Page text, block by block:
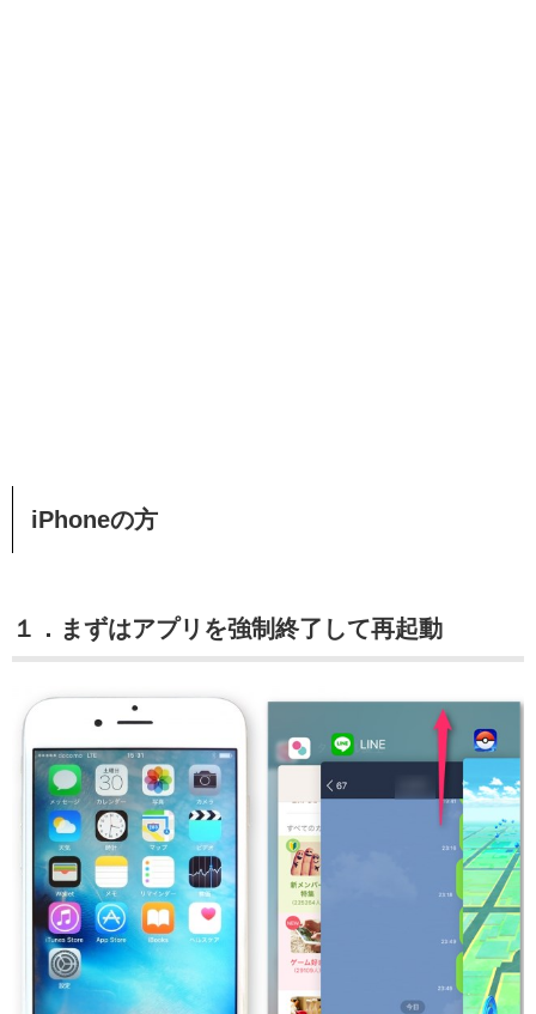
iPhoneの方
１．まずはアプリを強制終了して再起動